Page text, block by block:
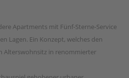
Apartments mit Fünf-Sterne-Service
Lagen. Ein Konzept, welches den
Alterswohnsitz in renommierter